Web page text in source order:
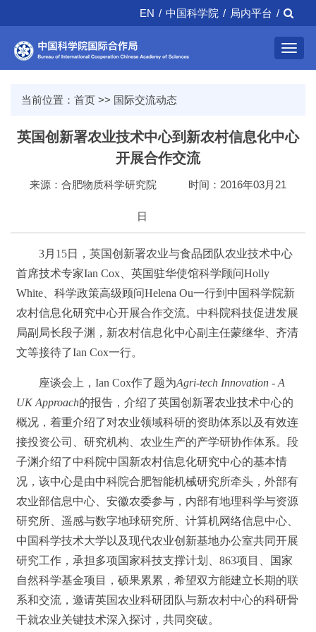
EN / 中国科学院 / 局内平台 /
当前位置： 首页 >> 国际交流动态
英国创新署农业技术中心到新农村信息化中心
开展合作交流
来源：合肥物质科学研究院 时间：2016年03月21
日
3月 15日，英国创新署农业与食品团队农业技术中心
首席技术专家Ian Cox 、英国驻华使馆科学顾问Holly
White 、科学政策高级顾问Helena Ou一行到中国科学院新
农村信息化研究中心开展合作交流。中科院科技促进发展
局副局长段子渊，新农村信息化中心副主任蒙继华、齐清
文等接待了Ian Cox一行。
座谈会上，Ian Cox作了题为Agri-tech Innovation - A
UK Approach的报告，介绍了英国创新署农业技术中心的
概况，着重介绍了对农业领域科研的资助体系以及有效连
接投资公司、研究机构、农业生产的产学研协作体系。段
子渊介绍了中科院中国新农村信息化研究中心的基本情
况，该中心是由中科院合肥智能机械研究所牵头，外部有
农业部信息中心、安徽农委参与，内部有地理科学与资源
研究所、遥感与数字地球研究所、计算机网络信息中心、
中国科学技术大学以及现代农业创新基地办公室共同开展
研究工作，承担多项国家科技支撑计划、863项目、国家
自然科学基金项目，硕果累累，希望双方能建立长期的联
系和交流，邀请英国农业科研团队与新农村中心的科研骨
干就农业关键技术深入探讨，共同突破。